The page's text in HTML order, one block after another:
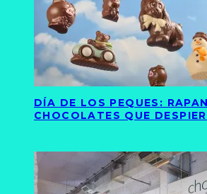
DÍA DE LOS PEQUES:
CHOCOLATES QUE